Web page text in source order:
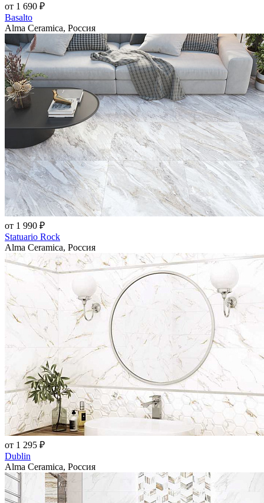
от 1 690 ₽
Basalto
Alma Ceramica, Россия
от 1 990 ₽
Statuario Rock
Alma Ceramica, Россия
от 1 295 ₽
Dublin
Alma Ceramica, Россия